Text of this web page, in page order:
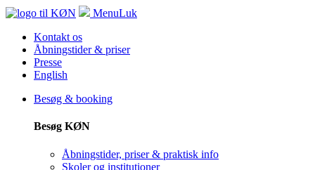
MenuLuk
Kontakt os
Åbningstider & priser
Presse
English
Besøg & booking
Besøg KØN
Åbningstider, priser & praktisk info
Skoler og institutioner